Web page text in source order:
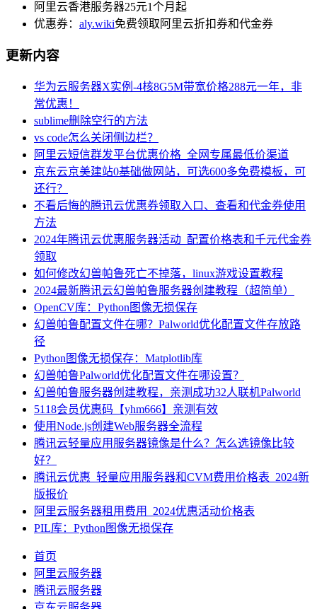
阿里云香港服务器25元1个月起
优惠券： aly.wiki免费领取阿里云折扣券和代金券
更新内容
华为云服务器X实例-4核8G5M带宽价格288元一年，非
常优惠！
sublime删除空行的方法
vs code怎么关闭侧边栏？
阿里云短信群发平台优惠价格_全网专属最低价渠道
京东云京美建站0基础做网站，可选600多免费模板，可
还行？
不看后悔的腾讯云优惠券领取入口、查看和代金券使用
方法
2024年腾讯云优惠服务器活动_配置价格表和千元代金券
领取
如何修改幻兽帕鲁死亡不掉落，linux游戏设置教程
2024最新腾讯云幻兽帕鲁服务器创建教程（超简单）
OpenCV库：Python图像无损保存
幻兽帕鲁配置文件在哪？Palworld优化配置文件存放路
径
Python图像无损保存：Matplotlib库
幻兽帕鲁Palworld优化配置文件在哪设置？
幻兽帕鲁服务器创建教程，亲测成功32人联机Palworld
5118会员优惠码【yhm666】亲测有效
使用Node.js创建Web服务器全流程
腾讯云轻量应用服务器镜像是什么？怎么选镜像比较
好？
腾讯云优惠_轻量应用服务器和CVM费用价格表_2024新
版报价
阿里云服务器租用费用_2024优惠活动价格表
PIL库：Python图像无损保存
首页
阿里云服务器
腾讯云服务器